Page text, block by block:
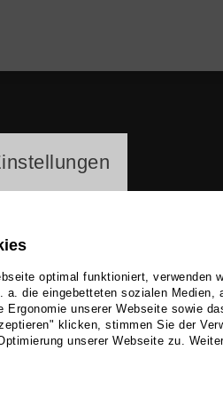
Eckstein
optimal funktioniert, verwenden
a. die eingebetteten sozialen Medien,
Ergonomie unserer Webseite sowie
klicken, stimmen Sie der
unserer Webseite zu.